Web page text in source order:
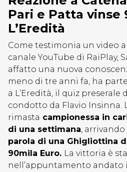
Pari e Patta vinse
L’Eredità
Come testimonia un video
canale YouTube di RaiPlay,
affatto una nuova
meno di tre anni fa, ha
a L’Eredità, il quiz preserale
condotto da Flavio Insinna.
rimasta campionessa in
di una settimana, arrivando
parola di una Ghigliottina
90mila Euro. La vittoria è
nell’appuntamento andato